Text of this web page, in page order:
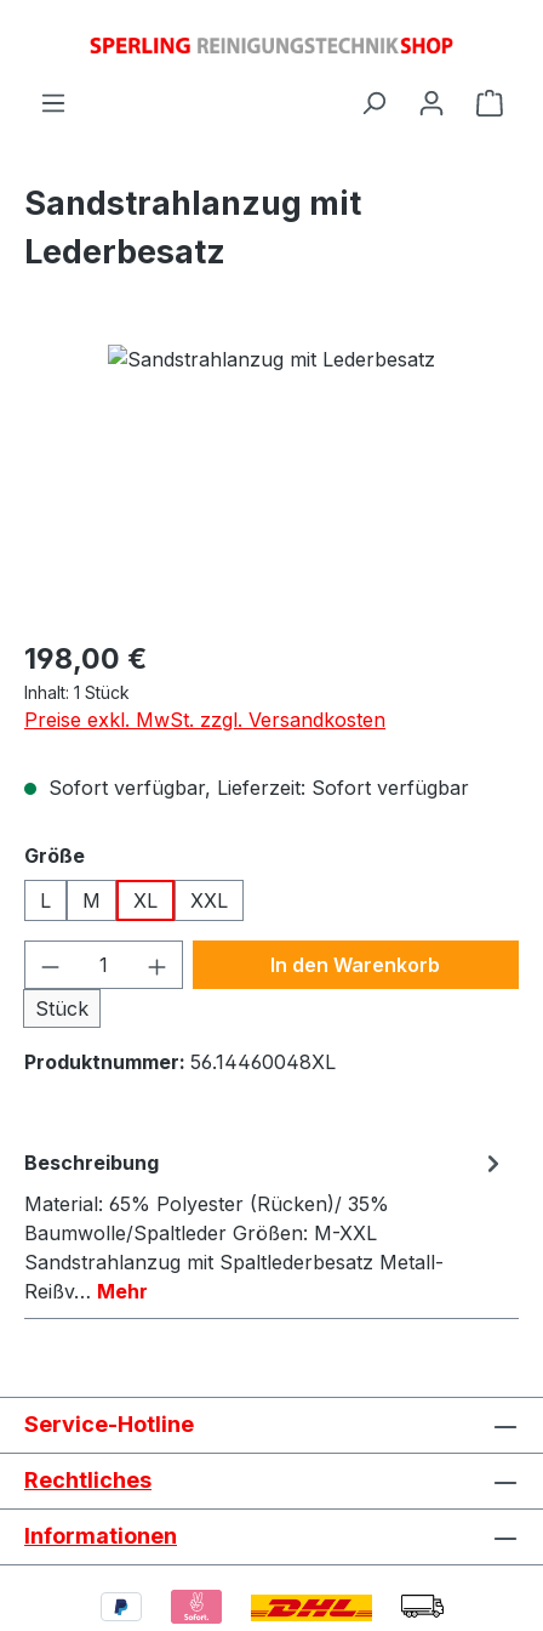
Sandstrahlanzug mit
Lederbesatz
Bildergalerie überspringen
Regulärer Preis:
198,00 €
Inhalt: 1 Stück
Preise exkl. MwSt. zzgl. Versandkosten
Sofort verfügbar, Lieferzeit: Sofort verfügbar
Größeauswählen
L
M XL XXL
Produkt Anzahl: Gib den
Stück
In den Warenkorb
Produktnummer: 56.14460048XL
Beschreibung
Material: 65% Polyester (Rücken)/ 35%
Baumwolle/Spaltleder Größen: M-XXL
Sandstrahlanzug mit Spaltlederbesatz Metall-
Reißv… Mehr
Service-Hotline
Rechtliches
Informationen